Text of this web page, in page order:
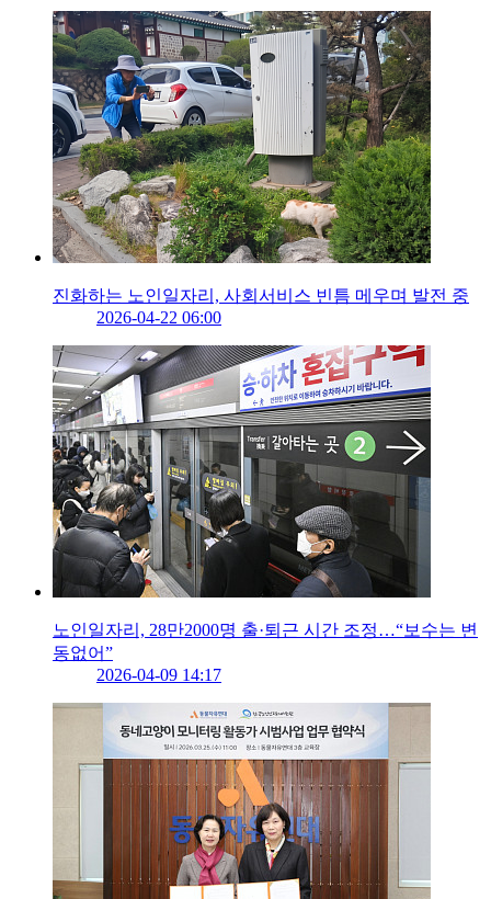
진화하는 노인일자리, 사회서비스 빈틈 메우며 발전 중
2026-04-22 06:00
노인일자리, 28만2000명 출·퇴근 시간 조정…“보수는 변
동없어”
2026-04-09 14:17